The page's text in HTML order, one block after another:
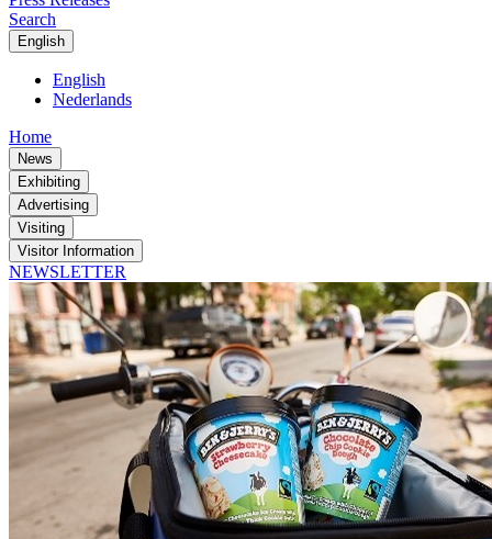
Search
English
English
Nederlands
Home
News
Exhibiting
Advertising
Visiting
Visitor Information
NEWSLETTER